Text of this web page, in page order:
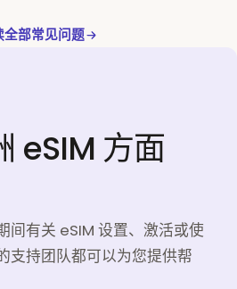
全部常见问题
eSIM 方面
间有关 eSIM 设置、激活或使
支持团队都可以为您提供帮